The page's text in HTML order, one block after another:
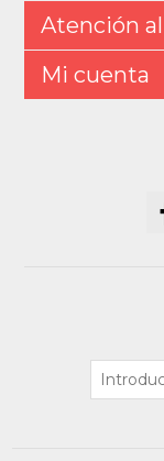
Atención
Mi cuenta